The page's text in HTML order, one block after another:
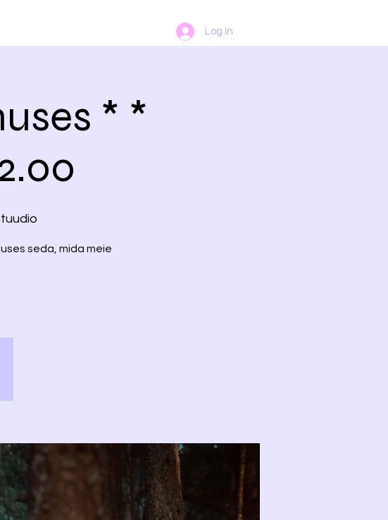
Log In
* *
seda, mida meie